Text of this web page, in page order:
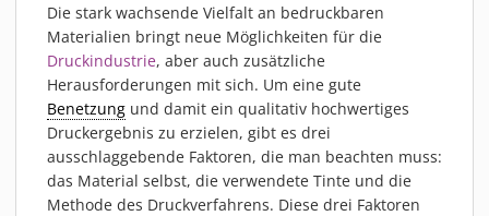
PIEZOBRUSH PZ3-I
PIEZOBRUSH MODULE
PLASMABRUSH PB3
PLASMABRUSH PB3 INTEGRATION
PLASMATOOL
KONZEPTE
Die stark wachsende Vielfalt an bedruckbaren
Materialien bringt neue Möglichkeiten für die
Druckindustrie, aber auch zusätzliche
Herausforderungen mit sich. Um eine gute
Benetzung und damit ein qualitativ hochwertiges
Druckergebnis zu erzielen, gibt es drei
ausschlaggebende Faktoren, die man beachten muss:
das Material selbst, die verwendete Tinte und die
Methode des Druckverfahrens. Diese drei Faktoren